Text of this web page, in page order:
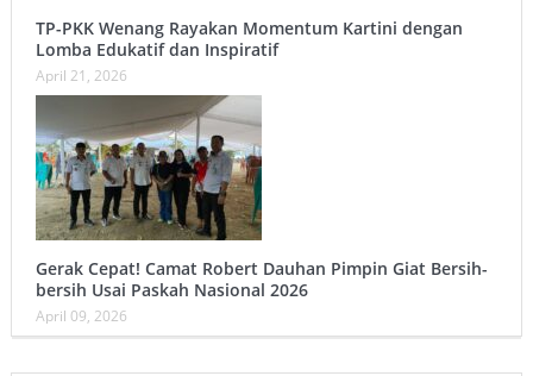
TP-PKK Wenang Rayakan Momentum Kartini dengan
Lomba Edukatif dan Inspiratif
April 21, 2026
Gerak Cepat! Camat Robert Dauhan Pimpin Giat Bersih-
bersih Usai Paskah Nasional 2026
April 09, 2026